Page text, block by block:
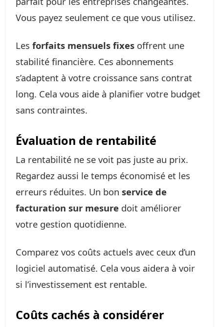
Vous payez seulement ce que vous utilisez.
Les forfaits mensuels fixes offrent une
stabilité financière. Ces abonnements
s’adaptent à votre croissance sans contrat
long. Cela vous aide à planifier votre budget
sans contraintes.
Évaluation de rentabilité
La rentabilité ne se voit pas juste au prix.
Regardez aussi le temps économisé et les
erreurs réduites. Un bon service de
facturation sur mesure doit améliorer
votre gestion quotidienne.
Comparez vos coûts actuels avec ceux d’un
logiciel automatisé. Cela vous aidera à voir
si l’investissement est rentable.
Coûts cachés à considérer